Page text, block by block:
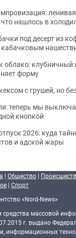
нашлось в
под десерт из
кабачковым
облако: клубничный
форму
с грушей, но
теперь мы
кнопкой
2026: куда
и адской жары
| Общество |
| Спорт
«Nord-News»
средства массовой
г. выдано
информационных